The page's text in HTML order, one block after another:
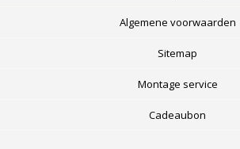
Algemene voorwaarden
Sitemap
Montage service
Cadeaubon